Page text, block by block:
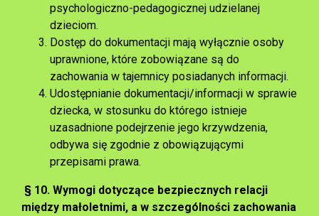
psychologiczno-pedagogicznej udzielanej
dzieciom.
Dostęp do dokumentacji mają wyłącznie osoby
uprawnione, które zobowiązane są do
zachowania w tajemnicy posiadanych informacji.
Udostępnianie dokumentacji/informacji w sprawie
dziecka, w stosunku do którego istnieje
uzasadnione podejrzenie jego krzywdzenia,
odbywa się zgodnie z obowiązującymi
przepisami prawa.
§ 10. Wymogi dotyczące bezpiecznych relacji
między małoletnimi, a w szczególności zachowania